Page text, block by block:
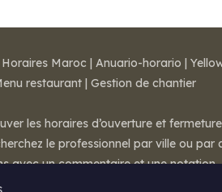
Horaires Maroc | Anuario-horario |
restaurant | Gestion de chantier
les horaires d’ouverture et
le professionnel par ville ou
avec un commentaire et une notation.